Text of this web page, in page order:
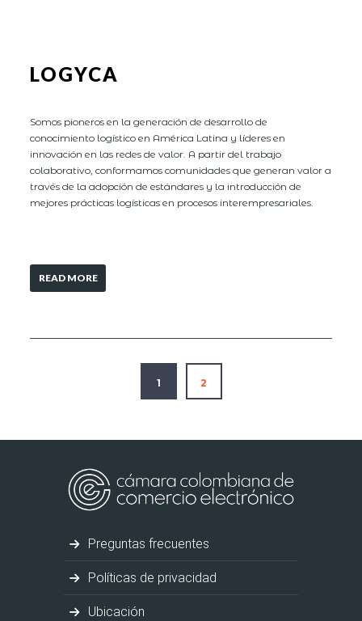
LOGYCA
Somos pioneros en la generación de desarrollo de
conocimiento logístico en América Latina y líderes en
innovación en las redes de valor. A partir del trabajo
colaborativo, conformamos comunidades que generan valor a
través de la adopción de estándares y la introducción de
mejores prácticas logísticas en procesos interempresariales.
READ MORE
1 2
Preguntas frecuentes
Políticas de privacidad
Ubicación